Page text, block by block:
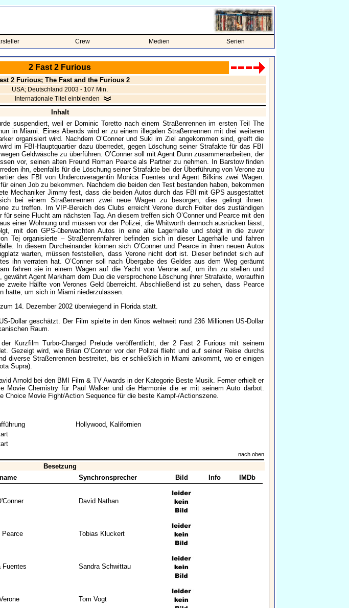
Crew Medien Serien
2 Fast 2 Furious
2 Furious; The Fast and the Furious 2
USA; Deutschland 2003 - 107 Min.
Internationale Titel einblenden
Inhalt
suspendiert, weil er Dominic Toretto nach einem Straßenrennen im ersten Teil The
in Miami. Eines Abends wird er zu einem illegalen Straßenrennen mit drei weiteren
organisiert wird. Nachdem O’Conner und Suki im Ziel angekommen sind, greift die
im FBI-Hauptquartier dazu überredet, gegen Löschung seiner Strafakte für das FBI
Geldwäsche zu überführen. O’Conner soll mit Agent Dunn zusammenarbeiten, der
vor, seinen alten Freund Roman Pearce als Partner zu nehmen. In Barstow finden
ihn, ebenfalls für die Löschung seiner Strafakte bei der Überführung von Verone zu
des FBI von Undercoveragentin Monica Fuentes und Agent Bilkins zwei Wagen.
einen Job zu bekommen. Nachdem die beiden den Test bestanden haben, bekommen
Mechaniker Jimmy fest, dass die beiden Autos durch das FBI mit GPS ausgestattet
bei einem Straßenrennen zwei neue Wagen zu besorgen, dies gelingt ihnen.
zu treffen. Im VIP-Bereich des Clubs erreicht Verone durch Folter des zuständigen
seine Flucht am nächsten Tag. An diesem treffen sich O’Conner und Pearce mit den
einer Wohnung und müssen vor der Polizei, die Whitworth dennoch ausrücken lässt,
mit den GPS-überwachten Autos in eine alte Lagerhalle und steigt in die zuvor
Tej organisierte – Straßenrennfahrer befinden sich in dieser Lagerhalle und fahren
In diesem Durcheinander können sich O’Conner und Pearce in ihren neuen Autos
warten, müssen feststellen, dass Verone nicht dort ist. Dieser befindet sich auf
ihn verraten hat. O’Conner soll nach Übergabe des Geldes aus dem Weg geräumt
fahren sie in einem Wagen auf die Yacht von Verone auf, um ihn zu stellen und
Agent Markham dem Duo die versprochene Löschung ihrer Strafakte, woraufhin
zweite Hälfte von Verones Geld überreicht. Abschließend ist zu sehen, dass Pearce
hatte, um sich in Miami niederzulassen.
14. Dezember 2002 überwiegend in Florida statt.
Dollar geschätzt. Der Film spielte in den Kinos weltweit rund 236 Millionen US-Dollar
Raum.
Kurzfilm Turbo-Charged Prelude veröffentlicht, der 2 Fast 2 Furious mit seinem
Gezeigt wird, wie Brian O’Connor vor der Polizei flieht und auf seiner Reise durchs
diverse Straßenrennen bestreitet, bis er schließlich in Miami ankommt, wo er einigen
Supra).
Arnold bei den BMI Film & TV Awards in der Kategorie Beste Musik. Ferner erhielt er
Movie Chemistry für Paul Walker und die Harmonie die er mit seinem Auto darbot.
Choice Movie Fight/Action Sequence für die beste Kampf-/Actionszene.
Hollywood, Kalifornien
nach oben
Besetzung
Synchronsprecher Bild Info IMDb
David Nathan
Pearce Tobias Kluckert
Fuentes Sandra Schwittau
Tom Vogt